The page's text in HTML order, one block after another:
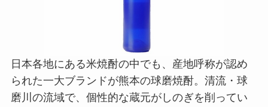
日本各地にある米焼酎の中でも、産地呼称が認め
られた一大ブランドが熊本の球磨焼酎。清流・球
磨川の流域で、個性的な蔵元がしのぎを削ってい